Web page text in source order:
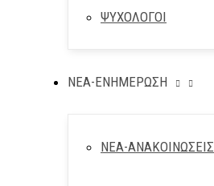
ΨΥΧΟΛΟΓΟΙ
ΝΕΑ-ΕΝΗΜΕΡΩΣΗ
ΝΕΑ-ΑΝΑΚΟΙΝΩΣΕΙΣ